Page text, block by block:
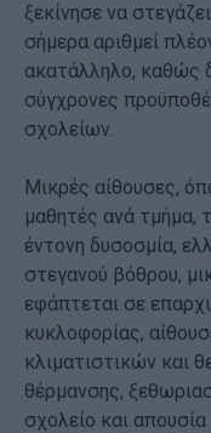
ξεκίνησε να
σήμερα αριθμεί
ακατάλληλο, καθώς
σύγχρονες
σχολείων.
Μικρές αίθουσες,
μαθητές ανά τμήμα,
έντονη δυσοσμία,
στεγανού βόθρου,
εφάπτεται σε
κυκλοφορίας,
κλιματιστικών και
θέρμανσης,
σχολείο και